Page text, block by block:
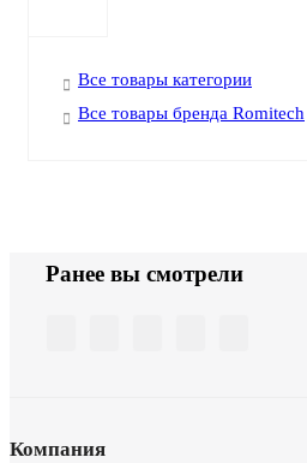
Все товары категории
Все товары бренда Romitech
Ранее вы смотрели
Компания